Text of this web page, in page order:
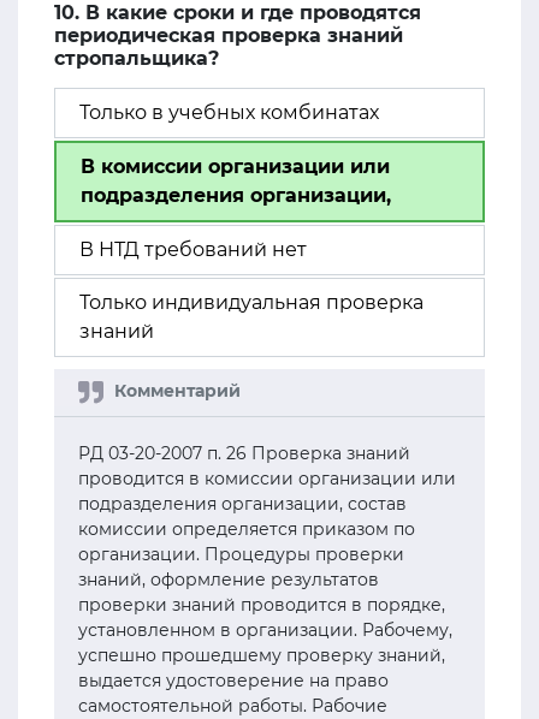
10. В какие сроки и где проводятся
периодическая проверка знаний
стропальщика?
Только в учебных комбинатах
В комиссии организации или
подразделения организации,
В НТД требований нет
Только индивидуальная проверка
знаний
РД 03-20-2007 п. 26 Проверка знаний
проводится в комиссии организации или
подразделения организации, состав
комиссии определяется приказом по
организации. Процедуры проверки
знаний, оформление результатов
проверки знаний проводится в порядке,
установленном в организации. Рабочему,
успешно прошедшему проверку знаний,
выдается удостоверение на право
самостоятельной работы. Рабочие